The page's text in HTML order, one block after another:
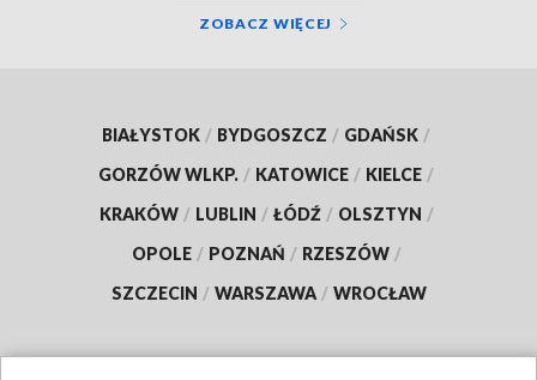
ZOBACZ WIĘCEJ
BIAŁYSTOK / BYDGOSZCZ / GDAŃSK /
GORZÓW WLKP. / KATOWICE / KIELCE /
KRAKÓW / LUBLIN / ŁÓDŹ / OLSZTYN /
OPOLE / POZNAŃ / RZESZÓW /
SZCZECIN / WARSZAWA / WROCŁAW